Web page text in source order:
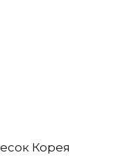
Корея